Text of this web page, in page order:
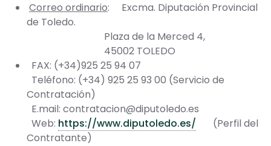
Correo ordinario: Excma. Diputación Provincial
de Toledo.
Plaza de la Merced 4,
45002 TOLEDO
FAX: (+34)925 25 94 07
Teléfono: (+34) 925 25 93 00 (Servicio de
Contratación)
E.mail: contratacion@diputoledo.es
Web: https://www.diputoledo.es/ (Perfil del
Contratante)